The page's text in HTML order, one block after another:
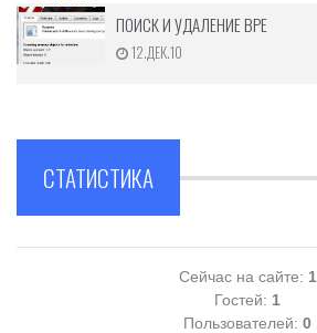
ПОИСК И УДАЛЕНИЕ ВРЕ
12.ДЕК.10
СТАТИСТИКА
Сейчас на сайте: 1
Гостей: 1
Пользователей: 0